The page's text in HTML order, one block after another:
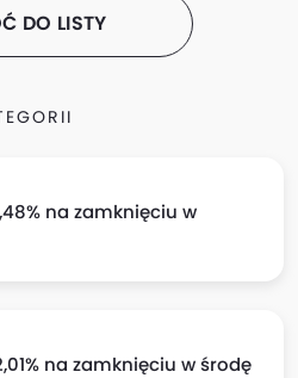
DO LISTY
na zamknięciu w
na zamknięciu w środę